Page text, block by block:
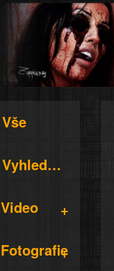
Vše
Vyhledávání
Video
Fotografie